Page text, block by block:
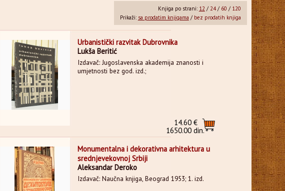
Knjiga po strani: 12 / 24/ 60 / 120
Prikaži: sa prodatim knjigama / bez prodatih knjiga
Urbanistički razvitak Dubrovnika
Lukša Beritić
Izdavač: Jugoslavenska akademija znanosti i
umjetnosti bez god. izd.;
14.60 €
1650.00 din.
Monumentalna i dekorativna arhitektura u
srednjevekovnoj Srbiji
Aleksandar Deroko
Izdavač: Naučna knjiga, Beograd 1953; 1. izd.